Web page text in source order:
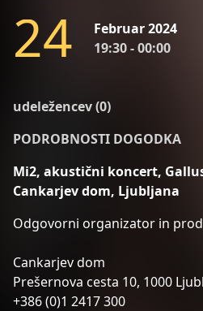
24
Februar 2024
19:30 - 00:00
udeležencev (0)
PODROBNOSTI DOGODKA
Mi2, akustični koncert,
Cankarjev dom, Ljubljana
Odgovorni organizator in
Cankarjev dom
Prešernova cesta 10, 1000
+386 (0)1 2417 300